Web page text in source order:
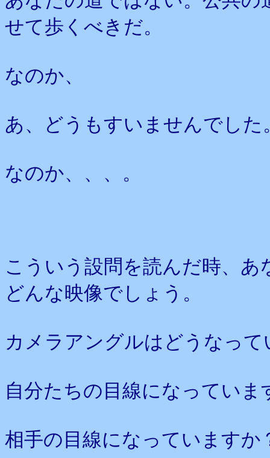
せて歩くべきだ。
なのか、
あ、どうもすいませんでし
なのか、、、。
こういう設問を読んだ時、
どんな映像でしょう。
カメラアングルはどうなって
自分たちの目線になっていま
相手の目線になっていますか